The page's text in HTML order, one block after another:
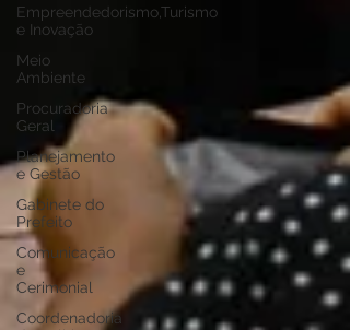
Empreendedorismo,Turismo
e Inovação
Meio
Ambiente
Procuradoria
Geral
Planejamento
e Gestão
Gabinete do
Prefeito
Comunicação
e
Cerimonial
Coordenadoria